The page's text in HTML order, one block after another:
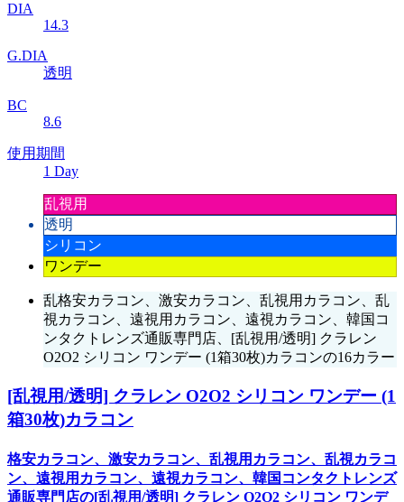
DIA
14.3
G.DIA
透明
BC
8.6
使用期間
1 Day
乱視用
透明
シリコン
ワンデー
乱格安カラコン、激安カラコン、乱視用カラコン、乱
視カラコン、遠視用カラコン、遠視カラコン、韓国コ
ンタクトレンズ通販専門店、[乱視用/透明] クラレン
O2O2 シリコン ワンデー (1箱30枚)カラコンの16カラー
[乱視用/透明] クラレン O2O2 シリコン ワンデー (1
箱30枚)カラコン
格安カラコン、激安カラコン、乱視用カラコン、乱視カラコ
ン、遠視用カラコン、遠視カラコン、韓国コンタクトレンズ
通販専門店の[乱視用/透明] クラレン O2O2 シリコン ワンデ